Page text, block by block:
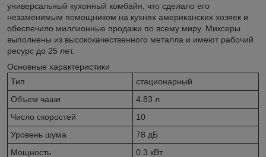
универсальный кухонный комбайн, что сделало его
незаменимым помощником на кухнях американских хозяек и
обеспечило миллионные продажи по всему миру. Миксеры
выполнены из высококачественного металла и имеют рабочий
ресурс до 25 лет.
Основные характеристики
Тип
стационарный
Объем чаши
4.83 л
Число скоростей
10
Уровень шума
78 дБ
Мощность
0.3 кВт